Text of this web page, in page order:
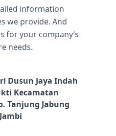
information
we provide. And
for your company’s
needs.
Dusun Jaya Indah
Kecamatan
Tanjung Jabung